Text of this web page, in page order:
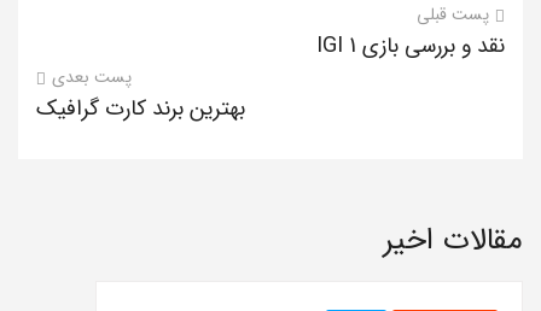
پست قبلی
نقد و بررسی بازی IGI 1
پست بعدی
بهترین برند کارت گرافیک
مقالات اخیر